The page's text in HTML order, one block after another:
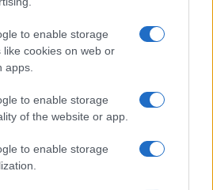
to enable storage
like cookies on web or
apps.
to enable storage
of the website or app.
to enable storage